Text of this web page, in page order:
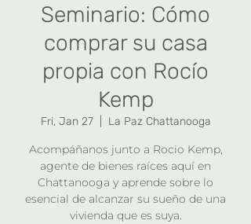
Seminario: Cómo
comprar su casa
propia con Rocío
Kemp
Fri, Jan 27
  |
La Paz Chattanooga
Acompáñanos junto a Rocio Kemp,
agente de bienes raíces aquí en
Chattanooga y aprende sobre lo
esencial de alcanzar su sueño de una
vivienda que es suya.